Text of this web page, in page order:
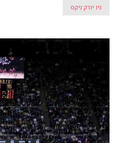
ניו יורק ניקס